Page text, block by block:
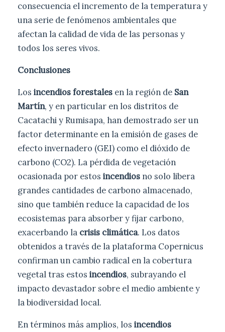
consecuencia el incremento de la temperatura y
una serie de fenómenos ambientales que
afectan la calidad de vida de las personas y
todos los seres vivos.
Conclusiones
Los incendios forestales en la región de San
Martín, y en particular en los distritos de
Cacatachi y Rumisapa, han demostrado ser un
factor determinante en la emisión de gases de
efecto invernadero (GEI) como el dióxido de
carbono (CO2). La pérdida de vegetación
ocasionada por estos incendios no solo libera
grandes cantidades de carbono almacenado,
sino que también reduce la capacidad de los
ecosistemas para absorber y fijar carbono,
exacerbando la crisis climática. Los datos
obtenidos a través de la plataforma Copernicus
confirman un cambio radical en la cobertura
vegetal tras estos incendios, subrayando el
impacto devastador sobre el medio ambiente y
la biodiversidad local.
En términos más amplios, los incendios